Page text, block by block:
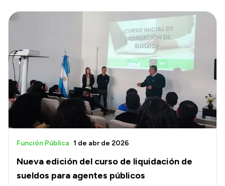
Nueva edición del curso de liquidación de
sueldos para agentes públicos
Función Pública 1 de abr de 2026